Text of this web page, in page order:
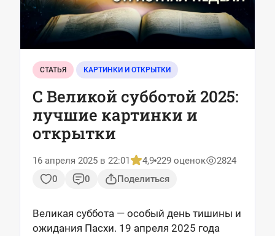
СТАТЬЯ КАРТИНКИ И ОТКРЫТКИ
С Великой субботой 2025:
лучшие картинки и
открытки
16 апреля 2025 в 22:01 4,9 229 оценок
2824
0
0 Поделиться
Великая суббота — особый день тишины и
ожидания Пасхи. 19 апреля 2025 года